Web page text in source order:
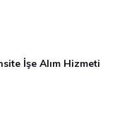
İşe Alım Hizmeti